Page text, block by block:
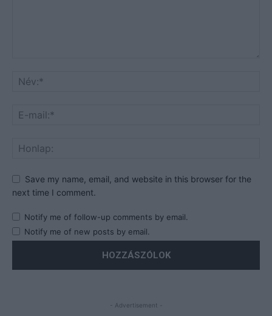
Save my name, email, and website in this browser for the
next time I comment.
Notify me of follow-up comments by email.
Notify me of new posts by email.
- Advertisement -